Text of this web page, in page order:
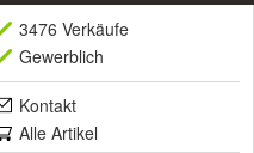
3476 Verkäufe
Gewerblich
Kontakt
Alle Artikel